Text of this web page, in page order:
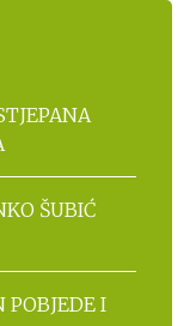
ŠUBIĆ
POBJEDE I